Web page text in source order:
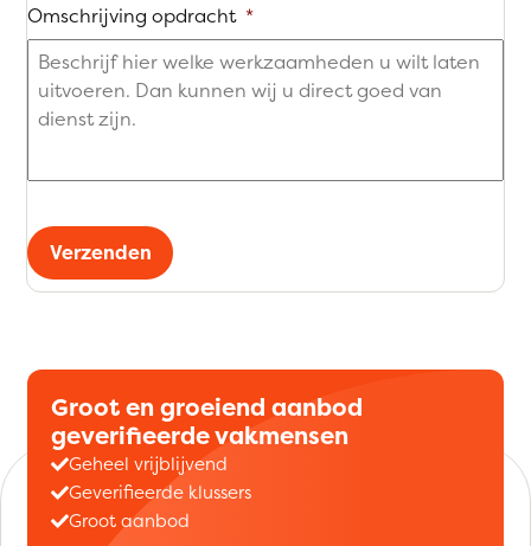
Omschrijving opdracht *
Verzenden
Groot en groeiend aanbod
geverifieerde vakmensen
Geheel vrijblijvend
Geverifieerde klussers
Groot aanbod